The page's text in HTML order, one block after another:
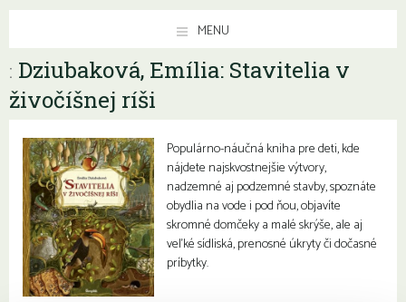
MENU
: Dziubaková, Emília: Stavitelia v
živočíšnej ríši
Populárno-náučná kniha pre deti, kde
nájdete najskvostnejšie výtvory,
nadzemné aj podzemné stavby, spoznáte
obydlia na vode i pod ňou, objavíte
skromné domčeky a malé skrýše, ale aj
veľké sídliská, prenosné úkryty či dočasné
príbytky.